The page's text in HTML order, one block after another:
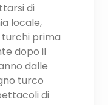
di
locale,
prima
dopo il
dalle
turco
di